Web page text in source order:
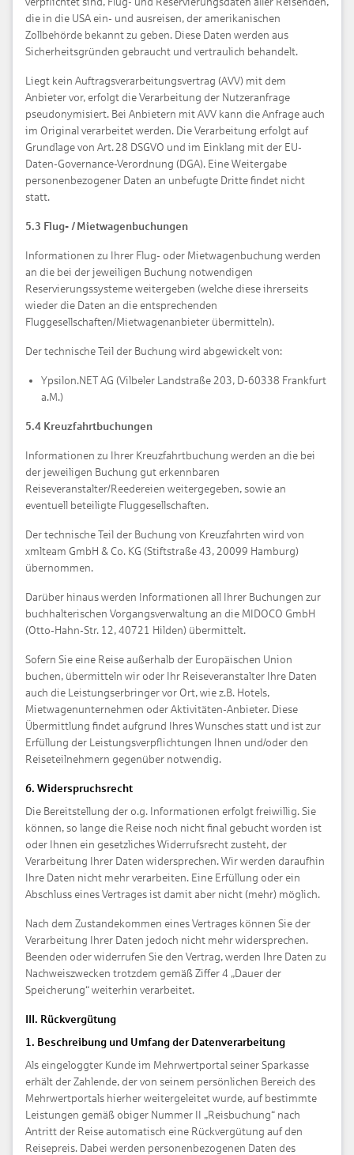
die in die USA ein- und ausreisen, der amerikanischen
Zollbehörde bekannt zu geben. Diese Daten werden aus
Sicherheitsgründen gebraucht und vertraulich behandelt.
Liegt kein Auftragsverarbeitungsvertrag (AVV) mit dem
Anbieter vor, erfolgt die Verarbeitung der Nutzeranfrage
pseudonymisiert. Bei Anbietern mit AVV kann die Anfrage auch
im Original verarbeitet werden. Die Verarbeitung erfolgt auf
Grundlage von Art. 28 DSGVO und im Einklang mit der EU-
Daten-Governance-Verordnung (DGA). Eine Weitergabe
personenbezogener Daten an unbefugte Dritte findet nicht
statt.
5.3 Flug- / Mietwagenbuchungen
Informationen zu Ihrer Flug- oder Mietwagenbuchung werden
an die bei der jeweiligen Buchung notwendigen
Reservierungssysteme weitergeben (welche diese ihrerseits
wieder die Daten an die entsprechenden
Fluggesellschaften/Mietwagenanbieter übermitteln).
Der technische Teil der Buchung wird abgewickelt von:
Ypsilon.NET AG (Vilbeler Landstraße 203, D-60338 Frankfurt
a.M.)
5.4 Kreuzfahrtbuchungen
Informationen zu Ihrer Kreuzfahrtbuchung werden an die bei
der jeweiligen Buchung gut erkennbaren
Reiseveranstalter/Reedereien weitergegeben, sowie an
eventuell beteiligte Fluggesellschaften.
Der technische Teil der Buchung von Kreuzfahrten wird von
xmlteam GmbH & Co. KG (Stiftstraße 43, 20099 Hamburg)
übernommen.
Darüber hinaus werden Informationen all Ihrer Buchungen zur
buchhalterischen Vorgangsverwaltung an die MIDOCO GmbH
(Otto-Hahn-Str. 12, 40721 Hilden) übermittelt.
Sofern Sie eine Reise außerhalb der Europäischen Union
buchen, übermitteln wir oder Ihr Reiseveranstalter Ihre Daten
auch die Leistungserbringer vor Ort, wie z.B. Hotels,
Mietwagenunternehmen oder Aktivitäten-Anbieter. Diese
Übermittlung findet aufgrund Ihres Wunsches statt und ist zur
Erfüllung der Leistungsverpflichtungen Ihnen und/oder den
Reiseteilnehmern gegenüber notwendig.
6. Widerspruchsrecht
Die Bereitstellung der o.g. Informationen erfolgt freiwillig. Sie
können, so lange die Reise noch nicht final gebucht worden ist
oder Ihnen ein gesetzliches Widerrufsrecht zusteht, der
Verarbeitung Ihrer Daten widersprechen. Wir werden daraufhin
Ihre Daten nicht mehr verarbeiten. Eine Erfüllung oder ein
Abschluss eines Vertrages ist damit aber nicht (mehr) möglich.
Nach dem Zustandekommen eines Vertrages können Sie der
Verarbeitung Ihrer Daten jedoch nicht mehr widersprechen.
Beenden oder widerrufen Sie den Vertrag, werden Ihre Daten zu
Nachweiszwecken trotzdem gemäß Ziffer 4 „Dauer der
Speicherung“ weiterhin verarbeitet.
III. Rückvergütung
1. Beschreibung und Umfang der Datenverarbeitung
Als eingeloggter Kunde im Mehrwertportal seiner Sparkasse
erhält der Zahlende, der von seinem persönlichen Bereich des
Mehrwertportals hierher weitergeleitet wurde, auf bestimmte
Leistungen gemäß obiger Nummer II „Reisbuchung“ nach
Antritt der Reise automatisch eine Rückvergütung auf den
Reisepreis. Dabei werden personenbezogenen Daten des